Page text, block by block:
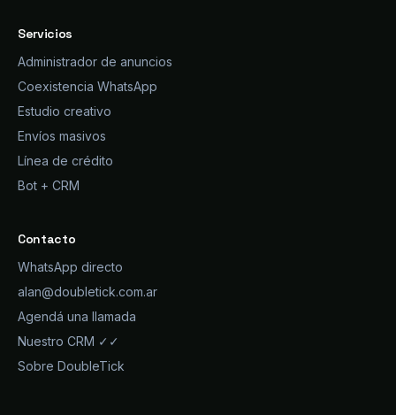
Servicios
Administrador de anuncios
Coexistencia WhatsApp
Estudio creativo
Envíos masivos
Línea de crédito
Bot + CRM
Contacto
WhatsApp directo
alan@doubletick.com.ar
Agendá una llamada
Nuestro CRM ✓✓
Sobre DoubleTick